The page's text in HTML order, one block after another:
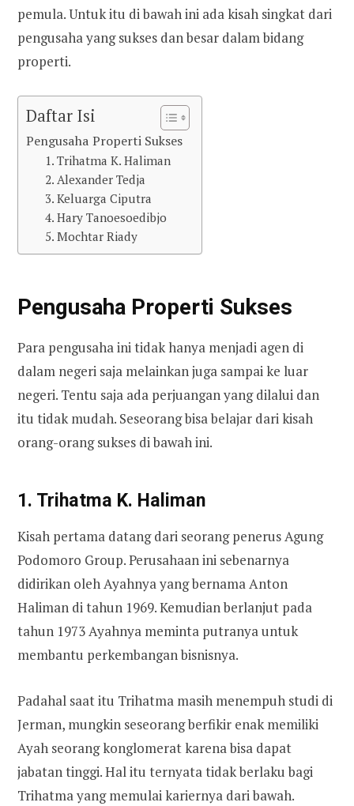
pemula. Untuk itu di bawah ini ada kisah singkat dari
pengusaha yang sukses dan besar dalam bidang
properti.
Daftar Isi
Pengusaha Properti Sukses
1. Trihatma K. Haliman
2. Alexander Tedja
3. Keluarga Ciputra
4. Hary Tanoesoedibjo
5. Mochtar Riady
Pengusaha Properti Sukses
Para pengusaha ini tidak hanya menjadi agen di
dalam negeri saja melainkan juga sampai ke luar
negeri. Tentu saja ada perjuangan yang dilalui dan
itu tidak mudah. Seseorang bisa belajar dari kisah
orang-orang sukses di bawah ini.
1. Trihatma K. Haliman
Kisah pertama datang dari seorang penerus Agung
Podomoro Group. Perusahaan ini sebenarnya
didirikan oleh Ayahnya yang bernama Anton
Haliman di tahun 1969. Kemudian berlanjut pada
tahun 1973 Ayahnya meminta putranya untuk
membantu perkembangan bisnisnya.
Padahal saat itu Trihatma masih menempuh studi di
Jerman, mungkin seseorang berfikir enak memiliki
Ayah seorang konglomerat karena bisa dapat
jabatan tinggi. Hal itu ternyata tidak berlaku bagi
Trihatma yang memulai kariernya dari bawah.